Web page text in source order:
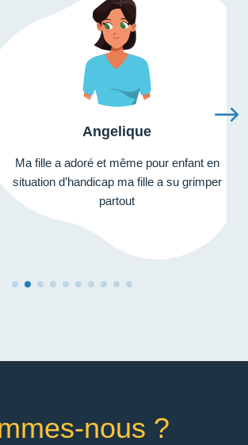
Angelique
a adoré et même pour enfant en
d’handicap ma fille a su grimper
nous ?